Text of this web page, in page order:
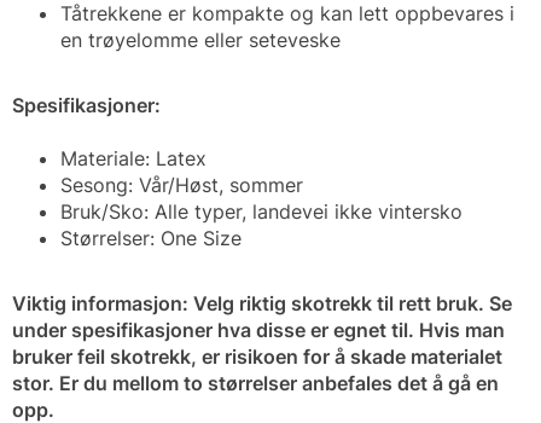
Tåtrekkene er kompakte og kan lett oppbevares i
en trøyelomme eller seteveske
Spesifikasjoner:
Materiale: Latex
Sesong: Vår/Høst, sommer
Bruk/Sko: Alle typer, landevei ikke vintersko
Størrelser: One Size
Viktig informasjon: Velg riktig skotrekk til rett bruk. Se
under spesifikasjoner hva disse er egnet til. Hvis man
bruker feil skotrekk, er risikoen for å skade materialet
stor. Er du mellom to størrelser anbefales det å gå en
opp.